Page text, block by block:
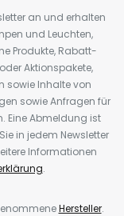
an und erhalten
und Leuchten,
Produkte, Rabatt-
Aktionspakete,
sowie Inhalte von
sowie Anfragen für
Eine Abmeldung ist
in jedem Newsletter
Informationen
.
Hersteller.